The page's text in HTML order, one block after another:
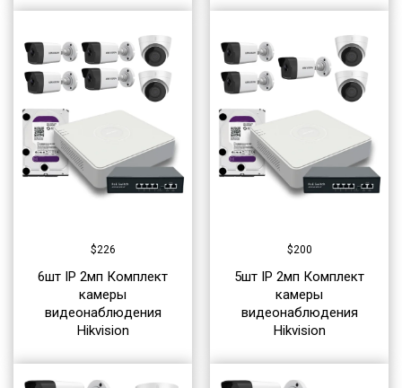
$226
6шт IP 2мп Комплект
камеры
видеонаблюдения
Hikvision
$200
5шт IP 2мп Комплект
камеры
видеонаблюдения
Hikvision